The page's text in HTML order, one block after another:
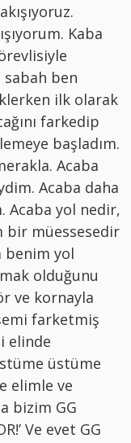
Kaba
sabah ben
ilk olarak
farkedip
başladım.
Acaba
Acaba daha
Acaba yol nedir,
bir müessesedir
benim yol
olduğunu
ve kornayla
farketmiş
elinde
üstüme
elimle ve
bizim GG
Ve evet GG